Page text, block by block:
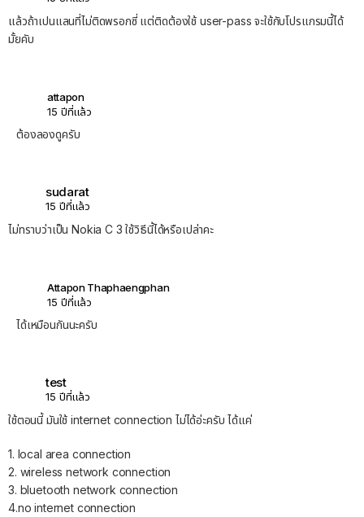
แล้วถ้าเปนแลนที่ไม่ติดพรอกซี่ แต่ติดต้องใช้ user-pass จะใช้กับโปรแกรมนี้ได้
มั้ยคับ
attapon
15 ปีที่แล้ว
ต้องลองดูครับ
sudarat
15 ปีที่แล้ว
ไม่ทราบว่าเป็น Nokia C 3 ใช้วิธีนี้ได้หรือเปล่าคะ
Attapon Thaphaengphan
15 ปีที่แล้ว
ได้เหมือนกันนะครับ
test
15 ปีที่แล้ว
ใช้ตอนนี้ มันใช้ internet connection ไม่ได้อ่ะครับ ได้แค่
1. local area connection
2. wireless network connection
3. bluetooth network connection
4.no internet connection